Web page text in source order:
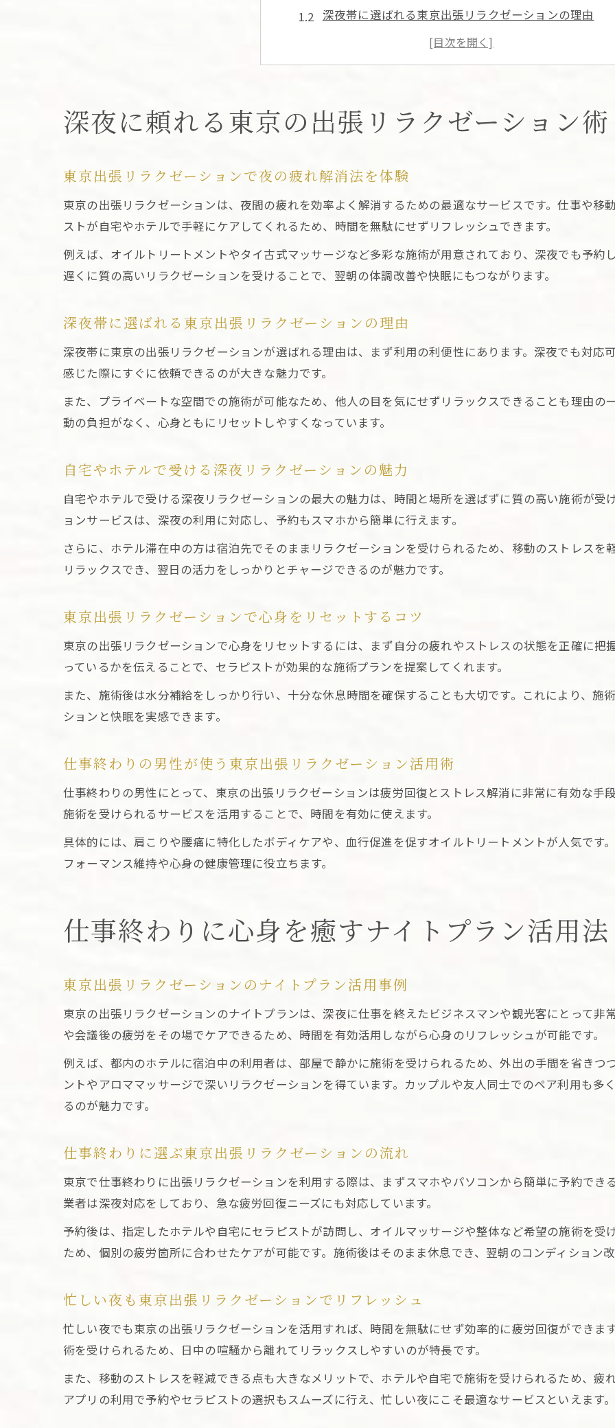
深夜帯に選ばれる東京出張リラクゼーションの理由
自宅やホテルで受ける深夜リラクゼーションの魅力
東京出張リラクゼーションで心身をリセットするコツ
仕事終わりに心身を癒すナイトプラン活用法
東京出張リラクゼーションのナイトプラン活用事例
忙しい夜も東京出張リラクゼーションでリフレッシュ
疲労回復に最適な東京出張リラクゼーションの特徴
ホテル滞在中の東京出張リラクゼーション利用法
日付をまたぐ疲労回復には夜間の出張リラクがおすすめ
東京出張リラクゼーションで深夜の疲労回復を実現
日付をまたぐリラクゼーション利用のメリット
東京出張リラクゼーションで翌朝の活力を手に入れる
夜間対応の東京出張リラクゼーション予約ポイント
眠れぬ夜に効く東京の癒しサービス最前線
東京出張リラクゼーションが不眠対策に効果的な理由
心地よい眠りを誘う東京出張リラクゼーション施術法
夜中の不調に寄り添う東京出張リラクゼーションサー
睡眠改善に役立つ東京出張リラクゼーションの選択肢
自宅やホテルで体感する極上の夜間リラクゼーション
東京出張リラクゼーションは自宅やホテルで手軽に体
ホテル滞在者に人気の東京出張リラクゼーション施術
自宅で受ける東京出張リラクゼーションのメリット
夜間も利用可能な東京出張リラクゼーションの安心感
東京で手軽に受けるナイトプランの魅力を解説
忙しい夜も東京出張リラクゼーションで癒しを確保
ナイトプランが支持される東京出張リラクゼーション
東京出張リラクゼーションで夜のリセット時間を作る
深夜に頼れる東京の出張リラクゼーション術
東京出張リラクゼーションで夜の疲れ解消法を体験
東京の出張リラクゼーションは、夜間の疲れを効率よく解消するための最適なサービスです。仕事や移
ストが自宅やホテルで手軽にケアしてくれるため、時間を無駄にせずリフレッシュできます。
例えば、オイルトリートメントやタイ古式マッサージなど多彩な施術が用意されており、深夜でも予約
遅くに質の高いリラクゼーションを受けることで、翌朝の体調改善や快眠にもつながります。
深夜帯に選ばれる東京出張リラクゼーションの理由
深夜帯に東京の出張リラクゼーションが選ばれる理由は、まず利用の利便性にあります。深夜でも対応
感じた際にすぐに依頼できるのが大きな魅力です。
また、プライベートな空間での施術が可能なため、他人の目を気にせずリラックスできることも理由の
動の負担がなく、心身ともにリセットしやすくなっています。
自宅やホテルで受ける深夜リラクゼーションの魅力
自宅やホテルで受ける深夜リラクゼーションの最大の魅力は、時間と場所を選ばずに質の高い施術が受
ョンサービスは、深夜の利用に対応し、予約もスマホから簡単に行えます。
さらに、ホテル滞在中の方は宿泊先でそのままリラクゼーションを受けられるため、移動のストレスを
リラックスでき、翌日の活力をしっかりとチャージできるのが魅力です。
東京出張リラクゼーションで心身をリセットするコツ
東京の出張リラクゼーションで心身をリセットするには、まず自分の疲れやストレスの状態を正確に把
っているかを伝えることで、セラピストが効果的な施術プランを提案してくれます。
また、施術後は水分補給をしっかり行い、十分な休息時間を確保することも大切です。これにより、施
ションと快眠を実感できます。
仕事終わりの男性が使う東京出張リラクゼーション活用術
仕事終わりの男性にとって、東京の出張リラクゼーションは疲労回復とストレス解消に非常に有効な手
施術を受けられるサービスを活用することで、時間を有効に使えます。
具体的には、肩こりや腰痛に特化したボディケアや、血行促進を促すオイルトリートメントが人気です
フォーマンス維持や心身の健康管理に役立ちます。
仕事終わりに心身を癒すナイトプラン活用法
東京出張リラクゼーションのナイトプラン活用事例
東京の出張リラクゼーションのナイトプランは、深夜に仕事を終えたビジネスマンや観光客にとって非
や会議後の疲労をその場でケアできるため、時間を有効活用しながら心身のリフレッシュが可能です。
例えば、都内のホテルに宿泊中の利用者は、部屋で静かに施術を受けられるため、外出の手間を省きつ
ントやアロママッサージで深いリラクゼーションを得ています。カップルや友人同士でのペア利用も多
るのが魅力です。
仕事終わりに選ぶ東京出張リラクゼーションの流れ
東京で仕事終わりに出張リラクゼーションを利用する際は、まずスマホやパソコンから簡単に予約でき
業者は深夜対応をしており、急な疲労回復ニーズにも対応しています。
予約後は、指定したホテルや自宅にセラピストが訪問し、オイルマッサージや整体など希望の施術を受
ため、個別の疲労箇所に合わせたケアが可能です。施術後はそのまま休息でき、翌朝のコンディション
忙しい夜も東京出張リラクゼーションでリフレッシュ
忙しい夜でも東京の出張リラクゼーションを活用すれば、時間を無駄にせず効率的に疲労回復ができま
術を受けられるため、日中の喧騒から離れてリラックスしやすいのが特長です。
また、移動のストレスを軽減できる点も大きなメリットで、ホテルや自宅で施術を受けられるため、疲
アプリの利用で予約やセラピストの選択もスムーズに行え、忙しい夜にこそ最適なサービスといえます